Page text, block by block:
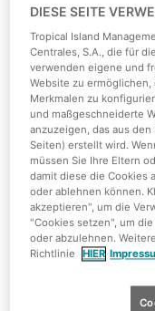
Sunset
DIESE SEITE
Tropical Island
Centrales, S.A., die für
verwenden eigene und
Website zu
Merkmalen zu
und maßgeschneiderte
anzuzeigen, das aus
Seiten) erstellt wird.
müssen Sie Ihre Eltern
damit diese die Cookies
oder ablehnen können.
akzeptieren", um die
"Cookies setzen", um
oder abzulehnen.
Richtlinie
HIER